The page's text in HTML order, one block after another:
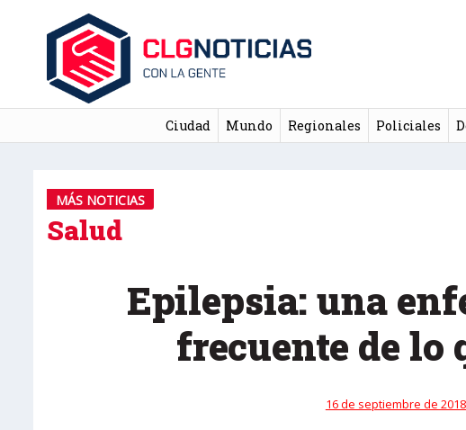
Ciudad Mundo Regionales Policiales
MÁS NOTICIAS
Salud
Epilepsia: una
frecuente de lo
16 de septiembre de